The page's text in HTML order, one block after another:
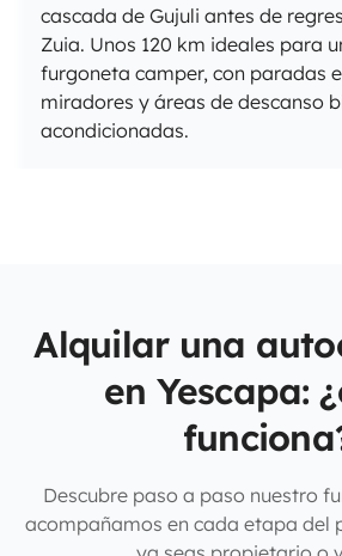
cascada de Gujuli antes de
Zuia. Unos 120 km ideales para
furgoneta camper, con paradas
miradores y áreas de descanso
acondicionadas.
Alquilar una
en Yescapa:
Descubre paso a paso nuestro
acompañamos en cada etapa del